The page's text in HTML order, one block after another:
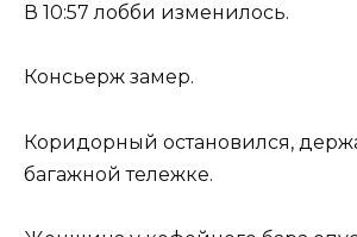
В 10:57 лобби изменилось.
Консьерж замер.
Коридорный остановился,
багажной тележке.